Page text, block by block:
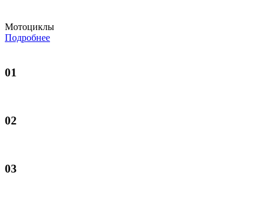
Мотоциклы
Подробнее
01
02
03